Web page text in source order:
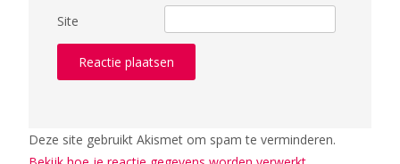
Site
Deze site gebruikt Akismet om spam te verminderen.